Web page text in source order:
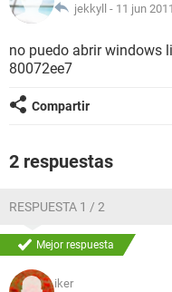
jekkyll - 11 jun
no puedo abrir windows
80072ee7
Compartir
2 respuestas
RESPUESTA 1 / 2
Mejor respuesta
iker